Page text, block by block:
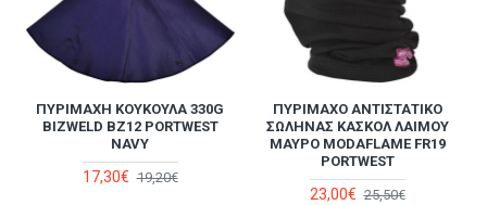
ΠΥΡΊΜΑΧΗ ΚΟΥΚΟΎΛΑ 330G
BIZWELD BZ12 PORTWEST
NAVY
17,30€ 19,20€
ΠΥΡΊΜΑΧΟ ΑΝΤΙΣΤΑΤΙΚΌ
ΣΩΛΉΝΑΣ ΚΑΣΚΌΛ ΛΑΙΜΟΎ
ΜΑΎΡΟ MODAFLAME FR19
PORTWEST
23,00€ 25,50€